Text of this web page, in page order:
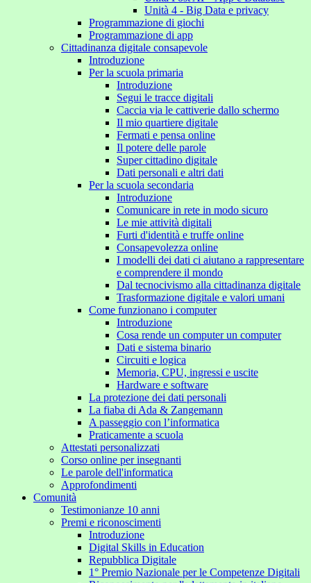
Unità 4 - Big Data e privacy
Programmazione di giochi
Programmazione di app
Cittadinanza digitale consapevole
Introduzione
Per la scuola primaria
Introduzione
Segui le tracce digitali
Caccia via le cattiverie dallo schermo
Il mio quartiere digitale
Fermati e pensa online
Il potere delle parole
Super cittadino digitale
Dati personali e altri dati
Per la scuola secondaria
Introduzione
Comunicare in rete in modo sicuro
Le mie attività digitali
Furti d'identità e truffe online
Consapevolezza online
I modelli dei dati ci aiutano a rappresentare
e comprendere il mondo
Dal tecnocivismo alla cittadinanza digitale
Trasformazione digitale e valori umani
Come funzionano i computer
Introduzione
Cosa rende un computer un computer
Dati e sistema binario
Circuiti e logica
Memoria, CPU, ingressi e uscite
Hardware e software
La protezione dei dati personali
La fiaba di Ada & Zangemann
A passeggio con l’informatica
Praticamente a scuola
Attestati personalizzati
Corso online per insegnanti
Le parole dell'informatica
Approfondimenti
Comunità
Testimonianze 10 anni
Premi e riconoscimenti
Introduzione
Digital Skills in Education
Repubblica Digitale
1° Premio Nazionale per le Competenze Digitali